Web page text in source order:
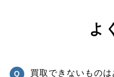
よ
買取できないものは